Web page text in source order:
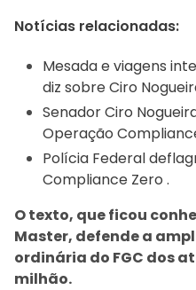
Notícias relacionadas:
Mesada e viagens
diz sobre Ciro
Senador Ciro
Operação
Polícia Federal
Compliance Zero .
O texto, que ficou
Master, defende a
ordinária do FGC dos
milhão.